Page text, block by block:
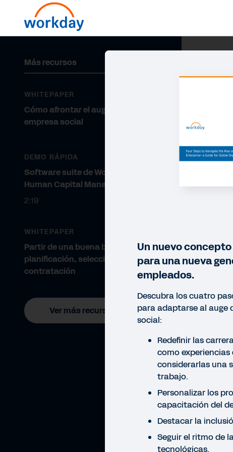
Más recursos
WHITEPAPER
Cómo afrontar el auge de la
empresa social
DEMO RÁPIDA
Software suite de Workday
Human Capital Management
2:19
WHITEPAPER
Partir de una buena base:
planificación, selección y
contratación
Ver más recursos
Un nuevo
para una nueva
empleados.
Descubra los cuatro
para adaptarse al auge
social:
Redefinir las
como experiencias
considerarlas una
trabajo.
Personalizar los
capacitación del
Destacar la
Seguir el ritmo de
tecnológicas.